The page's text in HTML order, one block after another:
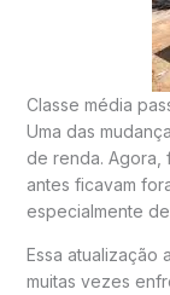
Classe média
Uma das
de renda. Agora,
antes ficavam
especialmente
Essa atualização
muitas vezes